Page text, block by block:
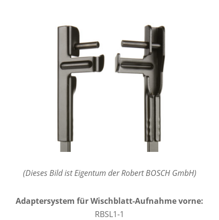
(Dieses Bild ist Eigentum der Robert BOSCH GmbH)
Adaptersystem für Wischblatt-Aufnahme vorne:
RBSL1-1